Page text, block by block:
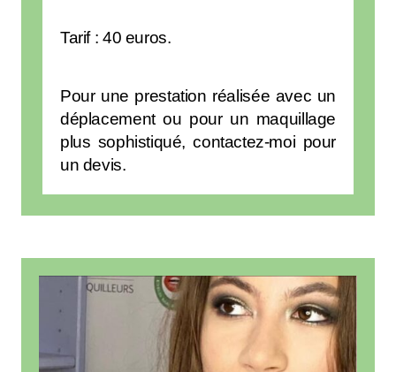
Tarif : 40 euros.
Pour une prestation réalisée avec un
déplacement ou pour un maquillage
plus sophistiqué, contactez-moi pour
un devis.